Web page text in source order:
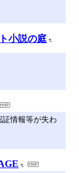
小説の庭
情報等が失わ